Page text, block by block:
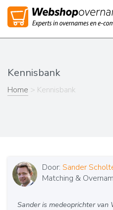
Kennisbank
Home > Kennisbank
Door: Sander
Matching &
Sander is medeoprichter van